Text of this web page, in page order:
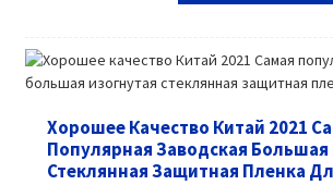
Хорошее Качество Китай 2021
Популярная Заводская Большая
Стеклянная Защитная Пленка